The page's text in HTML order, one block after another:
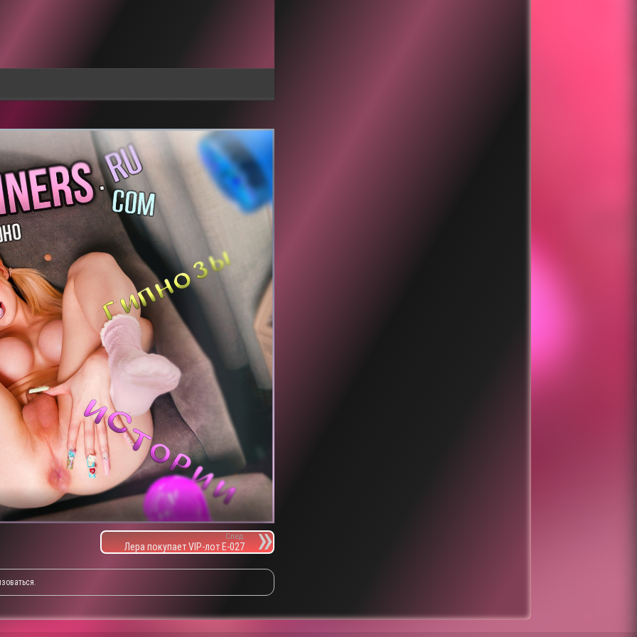
След.
Лера покупает VIP-лот E-027
.